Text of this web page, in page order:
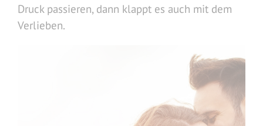
Druck passieren, dann klappt es auch mit dem
Verlieben.